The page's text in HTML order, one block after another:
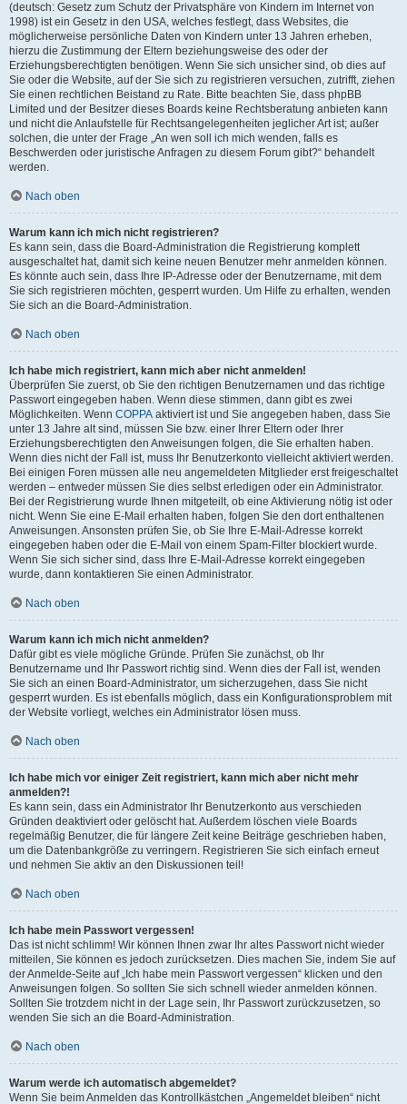
(deutsch: Gesetz zum Schutz der Privatsphäre von Kindern im Internet von
1998) ist ein Gesetz in den USA, welches festlegt, dass Websites, die
möglicherweise persönliche Daten von Kindern unter 13 Jahren erheben,
hierzu die Zustimmung der Eltern beziehungsweise des oder der
Erziehungsberechtigten benötigen. Wenn Sie sich unsicher sind, ob dies auf
Sie oder die Website, auf der Sie sich zu registrieren versuchen, zutrifft, ziehen
Sie einen rechtlichen Beistand zu Rate. Bitte beachten Sie, dass phpBB
Limited und der Besitzer dieses Boards keine Rechtsberatung anbieten kann
und nicht die Anlaufstelle für Rechtsangelegenheiten jeglicher Art ist; außer
solchen, die unter der Frage „An wen soll ich mich wenden, falls es
Beschwerden oder juristische Anfragen zu diesem Forum gibt?“ behandelt
werden.
Nach oben
Warum kann ich mich nicht registrieren?
Es kann sein, dass die Board-Administration die Registrierung komplett
ausgeschaltet hat, damit sich keine neuen Benutzer mehr anmelden können.
Es könnte auch sein, dass Ihre IP-Adresse oder der Benutzername, mit dem
Sie sich registrieren möchten, gesperrt wurden. Um Hilfe zu erhalten, wenden
Sie sich an die Board-Administration.
Nach oben
Ich habe mich registriert, kann mich aber nicht anmelden!
Überprüfen Sie zuerst, ob Sie den richtigen Benutzernamen und das richtige
Passwort eingegeben haben. Wenn diese stimmen, dann gibt es zwei
Möglichkeiten. Wenn COPPA aktiviert ist und Sie angegeben haben, dass Sie
unter 13 Jahre alt sind, müssen Sie bzw. einer Ihrer Eltern oder Ihrer
Erziehungsberechtigten den Anweisungen folgen, die Sie erhalten haben.
Wenn dies nicht der Fall ist, muss Ihr Benutzerkonto vielleicht aktiviert werden.
Bei einigen Foren müssen alle neu angemeldeten Mitglieder erst freigeschaltet
werden – entweder müssen Sie dies selbst erledigen oder ein Administrator.
Bei der Registrierung wurde Ihnen mitgeteilt, ob eine Aktivierung nötig ist oder
nicht. Wenn Sie eine E-Mail erhalten haben, folgen Sie den dort enthaltenen
Anweisungen. Ansonsten prüfen Sie, ob Sie Ihre E-Mail-Adresse korrekt
eingegeben haben oder die E-Mail von einem Spam-Filter blockiert wurde.
Wenn Sie sich sicher sind, dass Ihre E-Mail-Adresse korrekt eingegeben
wurde, dann kontaktieren Sie einen Administrator.
Nach oben
Warum kann ich mich nicht anmelden?
Dafür gibt es viele mögliche Gründe. Prüfen Sie zunächst, ob Ihr
Benutzername und Ihr Passwort richtig sind. Wenn dies der Fall ist, wenden
Sie sich an einen Board-Administrator, um sicherzugehen, dass Sie nicht
gesperrt wurden. Es ist ebenfalls möglich, dass ein Konfigurationsproblem mit
der Website vorliegt, welches ein Administrator lösen muss.
Nach oben
Ich habe mich vor einiger Zeit registriert, kann mich aber nicht mehr
anmelden?!
Es kann sein, dass ein Administrator Ihr Benutzerkonto aus verschieden
Gründen deaktiviert oder gelöscht hat. Außerdem löschen viele Boards
regelmäßig Benutzer, die für längere Zeit keine Beiträge geschrieben haben,
um die Datenbankgröße zu verringern. Registrieren Sie sich einfach erneut
und nehmen Sie aktiv an den Diskussionen teil!
Nach oben
Ich habe mein Passwort vergessen!
Das ist nicht schlimm! Wir können Ihnen zwar Ihr altes Passwort nicht wieder
mitteilen, Sie können es jedoch zurücksetzen. Dies machen Sie, indem Sie auf
der Anmelde-Seite auf „Ich habe mein Passwort vergessen“ klicken und den
Anweisungen folgen. So sollten Sie sich schnell wieder anmelden können.
Sollten Sie trotzdem nicht in der Lage sein, Ihr Passwort zurückzusetzen, so
wenden Sie sich an die Board-Administration.
Nach oben
Warum werde ich automatisch abgemeldet?
Wenn Sie beim Anmelden das Kontrollkästchen „Angemeldet bleiben“ nicht